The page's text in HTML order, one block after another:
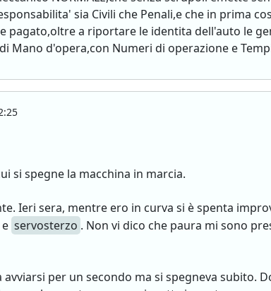
sia Civili che Penali,e che in prima
pagato,oltre a riportare le identita dell'auto le
d'opera,con Numeri di operazione e
si spegne la macchina in marcia.
Ieri sera, mentre ero in curva si è spenta
e servosterzo . Non vi dico che paura mi sono
per un secondo ma si spegneva subito.